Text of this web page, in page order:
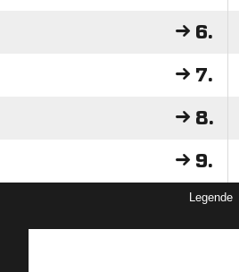
6.
7.
8.
9.
Legende